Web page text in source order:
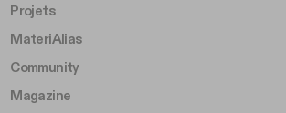
Projets
MateriAlias
Community
Magazine